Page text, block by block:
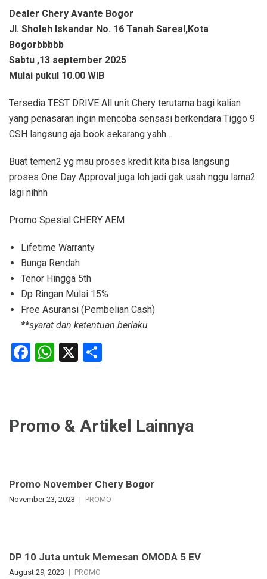
Dealer Chery Avante Bogor
Jl. Sholeh Iskandar No. 16 Tanah Sareal,Kota
Bogor bbbbb
Sabtu ,13 september 2025
Mulai pukul 10.00 WIB
Tersedia TEST DRIVE All unit Chery terutama bagi kalian
yang penasaran ingin mencoba sensasi berkendara Tiggo 9
CSH langsung aja book sekarang yahh…
Buat temen2 yg mau proses kredit kita bisa langsung
proses One Day Approval juga loh jadi gak usah nggu lama2
lagi nihhh
Promo Spesial CHERY AEM
Lifetime Warranty
Bunga Rendah
Tenor Hingga 5th
Dp Ringan Mulai 15%
Free Asuransi (Pembelian Cash)
**syarat dan ketentuan berlaku
Facebook
WhatsApp
X
Promo & Artikel Lainnya
Promo November Chery Bogor
November 23, 2023 PROMO
DP 10 Juta untuk Memesan OMODA 5 EV
August 29, 2023 PROMO